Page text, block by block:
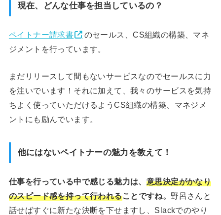
現在、どんな仕事を担当しているの？
ペイトナー請求書
のセールス、CS組織の構築、マネ
ジメントを行っています。
まだリリースして間もないサービスなのでセールスに力
を注いでいます！それに加えて、我々のサービスを気持
ちよく使っていただけるようCS組織の構築、マネジメ
ントにも励んでいます。
他にはないペイトナーの魅力を教えて！
仕事を行っている中で感じる魅力は、 意思決定がかなり
のスピード感を持って行われることですね。 野呂さんと
話せばすぐに新たな決断を下せますし、Slackでのやり